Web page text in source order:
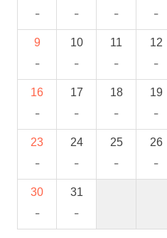
- - - -
9
-
10
-
11
-
12
-
16
-
17
-
18
-
19
-
23
-
24
-
25
-
26
-
30
-
31
-